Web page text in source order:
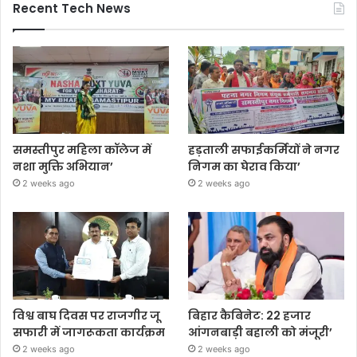
Recent Tech News
समस्तीपुर महिला कॉलेज में
नशा मुक्ति अभियान’
2 weeks ago
हड़ताली सफाईकर्मियों ने नगर
निगम का घेराव किया’
2 weeks ago
विश्व बाघ दिवस पर राजगीर जू
सफारी में जागरूकता कार्यक्रम
2 weeks ago
बिहार कैबिनेट: 22 हजार
आंगनबाड़ी बहाली को मंजूरी’
2 weeks ago